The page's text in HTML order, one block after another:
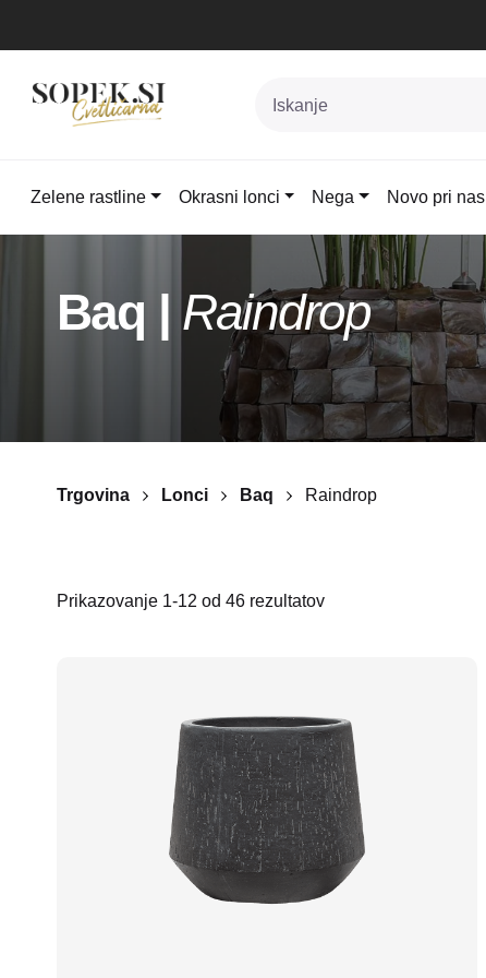
Zelene rastline Okrasni lonci Nega Novo pri nas
Baq | Raindrop
Trgovina Lonci Baq Raindrop
Prikazovanje 1-12 od 46 rezultatov